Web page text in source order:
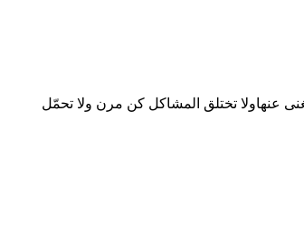
عنهاولا تختلق المشاكل كن مرن ولا تحمّل